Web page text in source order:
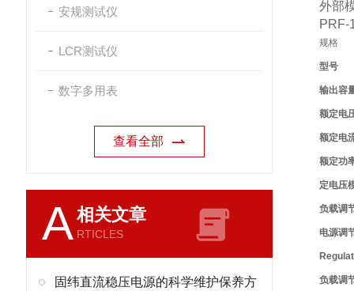
安规测试仪
LCR测试仪
数字多用表
查看全部
A相关文章
RTICLES
固纬直流稳压电源的科学维护保养方
外部
PRF-
规格
型号
输出容
额定电
额定电
额定功
定电压
负载调
电源调
负载调